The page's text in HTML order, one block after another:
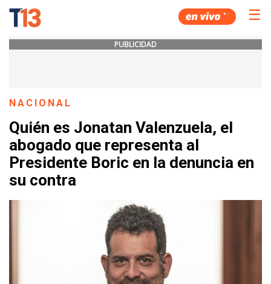
☰
PUBLICIDAD
NACIONAL
Quién es Jonatan Valenzuela, el
abogado que representa al
Presidente Boric en la denuncia en
su contra